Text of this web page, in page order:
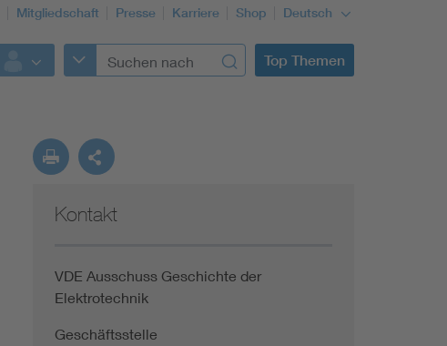
Mitgliedschaft Presse Karriere Shop Deutsch
Top Themen
Kontakt
VDE Ausschuss Geschichte der
Elektrotechnik
Geschäftsstelle